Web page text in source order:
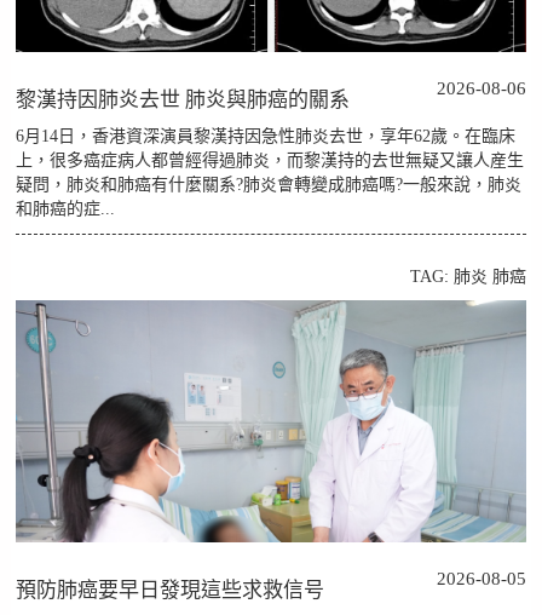
黎漢持因肺炎去世 肺炎與肺癌的關系 2026-08-06
6月14日，香港資深演員黎漢持因急性肺炎去世，享年62歲。在臨床
上，很多癌症病人都曾經得過肺炎，而黎漢持的去世無疑又讓人産生
疑問，肺炎和肺癌有什麼關系?肺炎會轉變成肺癌嗎?一般來說，肺炎
和肺癌的症...
TAG: 肺炎 肺癌
預防肺癌要早日發現這些求救信号 2026-08-05